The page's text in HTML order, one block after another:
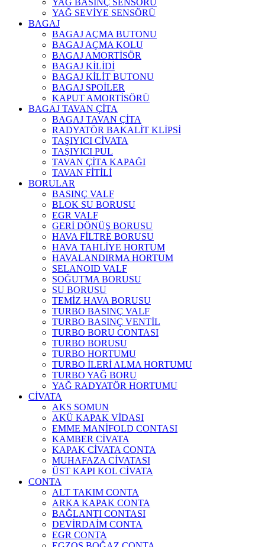
YAĞ BASINÇ SENSÖRÜ
YAĞ SEVİYE SENSÖRÜ
BAGAJ
BAGAJ AÇMA BUTONU
BAGAJ AÇMA KOLU
BAGAJ AMORTİSÖR
BAGAJ KİLİDİ
BAGAJ KİLİT BUTONU
BAGAJ SPOİLER
KAPUT AMORTİSÖRÜ
BAGAJ TAVAN ÇİTA
BAGAJ TAVAN ÇİTA
RADYATÖR BAKALİT KLİPSİ
TAŞIYICI CİVATA
TAŞIYICI PUL
TAVAN ÇİTA KAPAĞI
TAVAN FİTİLİ
BORULAR
BASINÇ VALF
BLOK SU BORUSU
EGR VALF
GERİ DÖNÜŞ BORUSU
HAVA FİLTRE BORUSU
HAVA TAHLİYE HORTUM
HAVALANDIRMA HORTUM
SELANOID VALF
SOĞUTMA BORUSU
SU BORUSU
TEMİZ HAVA BORUSU
TURBO BASINÇ VALF
TURBO BASINÇ VENTİL
TURBO BORU CONTASI
TURBO BORUSU
TURBO HORTUMU
TURBO İLERİ ALMA HORTUMU
TURBO YAĞ BORU
YAĞ RADYATÖR HORTUMU
CİVATA
AKS SOMUN
AKÜ KAPAK VİDASI
EMME MANİFOLD CONTASI
KAMBER CİVATA
KAPAK CİVATA CONTA
MUHAFAZA CİVATASI
ÜST KAPI KOL CİVATA
CONTA
ALT TAKIM CONTA
ARKA KAPAK CONTA
BAĞLANTI CONTASI
DEVİRDAİM CONTA
EGR CONTA